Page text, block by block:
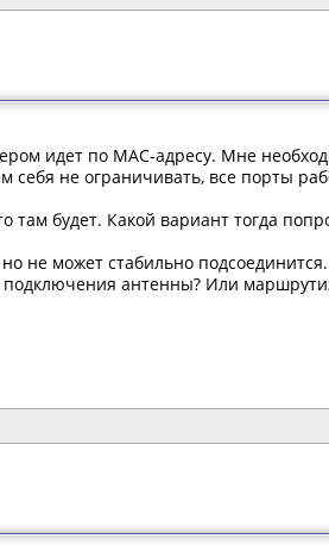
идет по МАС-адресу. Мне
себя не ограничивать, все порты
там будет. Какой вариант тогда
не может стабильно
подключения антенны? Или